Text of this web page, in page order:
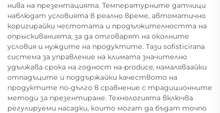
нива на презентацията. Температурните датчици
наблюдат условията в реално време, автоматично
коригирайки честотата и продължителността на
опрыскиванията, за да отговарят на околните
условия и нуждите на продуктите. Тази sofisticirana
система за управление на климата значително
удължава срока на годност на-produce, намаляваайки
отпадъците и поддържайки качеството на
продуктите по-дълго в сравнение с традиционните
методи за презентиране. Технологията включва
регулируеми насадки, които могат да бъдат точno